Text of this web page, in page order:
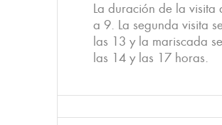
La duración de la
a 9. La segunda visita
las 13 y la mariscada
las 14 y las 17 horas.